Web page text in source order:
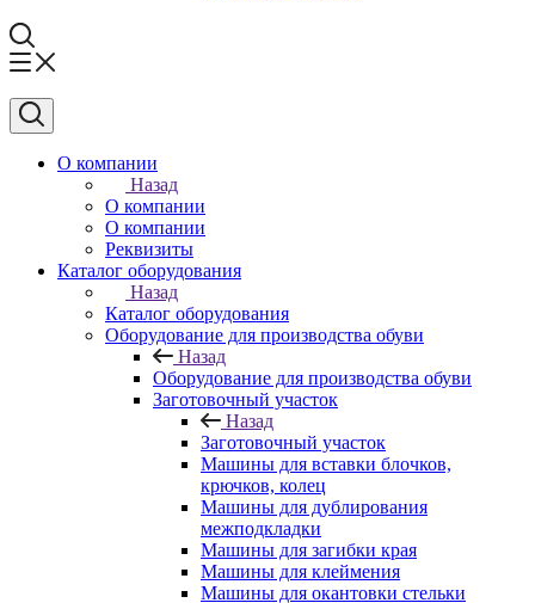
О компании
Назад
О компании
О компании
Реквизиты
Каталог оборудования
Назад
Каталог оборудования
Оборудование для производства обуви
Назад
Оборудование для производства обуви
Заготовочный участок
Назад
Заготовочный участок
Машины для вставки блочков,
крючков, колец
Машины для дублирования
межподкладки
Машины для загибки края
Машины для клеймения
Машины для окантовки стельки